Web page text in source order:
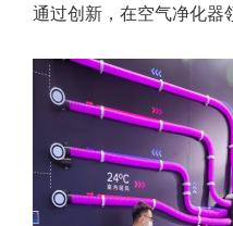
通过创新，在空气净化器